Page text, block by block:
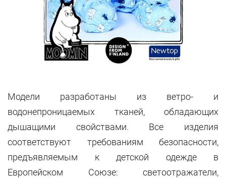
Модели разработаны из ветро- и
водонепроницаемых тканей, обладающих
дышащими свойствами. Все изделия
соответствуют требованиям безопасности,
предъявляемым к детской одежде в
Европейском Союзе: светоотражатели,